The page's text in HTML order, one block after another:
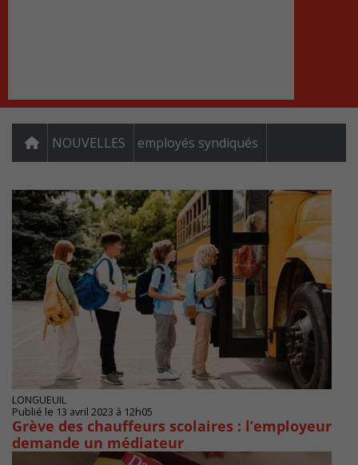
NOUVELLES employés syndiqués
LONGUEUIL
Publié le 13 avril 2023 à 12h05
Grève des chauffeurs scolaires : l’employeur
demande un médiateur